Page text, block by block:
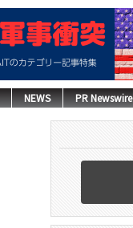
NEWS PR Newswire